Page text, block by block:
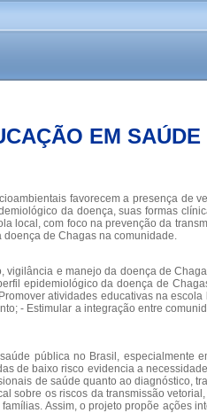
EM
favorecem a presença de
da doença, suas formas
com foco na prevenção da
de Chagas na comunidade.
e manejo da doença de
epidemiológico da doença de
atividades educativas na
- Estimular a integração entre
pública no Brasil, especialmente
de baixo risco evidencia a
de saúde quanto ao diagnóstico,
os riscos da transmissão
Assim, o projeto propõe ações